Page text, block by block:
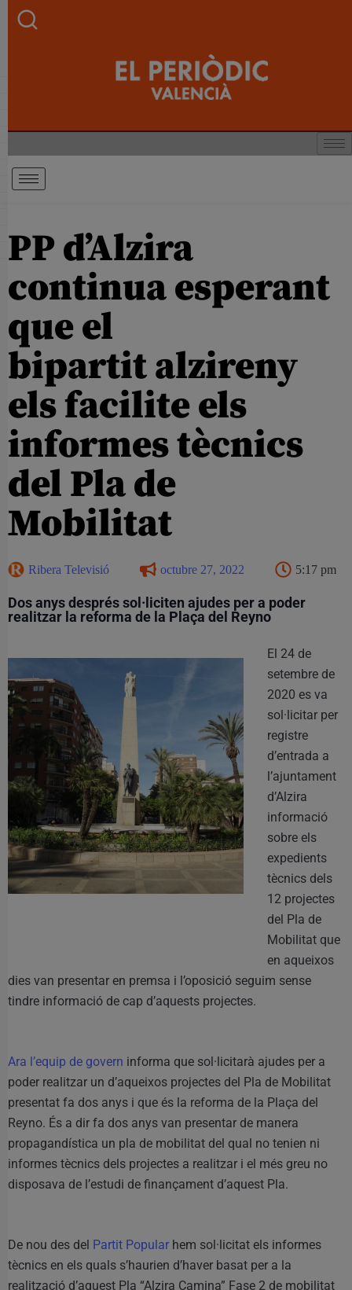
PP d’Alzira
continua esperant
que el
bipartit alzireny
els facilite els
informes tècnics
del Pla de
Mobilitat
Ribera Televisió octubre 27, 2022 5:17 pm
Dos anys després sol·liciten ajudes per a poder
realitzar la reforma de la Plaça del Reyno
El 24 de
setembre de
2020 es va
sol·licitar per
registre
d’entrada a
l’ajuntament
d’Alzira
informació
sobre els
expedients
tècnics dels
12 projectes
del Pla de
Mobilitat que
en aqueixos
dies van presentar en premsa i l’oposició seguim sense
tindre informació de cap d’aquests projectes.
Ara l’equip de govern informa que sol·licitarà ajudes per a
poder realitzar un d’aqueixos projectes del Pla de Mobilitat
presentat fa dos anys i que és la reforma de la Plaça del
Reyno. És a dir fa dos anys van presentar de manera
propagandística un pla de mobilitat del qual no tenien ni
informes tècnics dels projectes a realitzar i el més greu no
disposava de l’estudi de finançament d’aquest Pla.
De nou des del Partit Popular hem sol·licitat els informes
tècnics en els quals s’haurien d’haver basat per a la
realització d’aquest Pla “Alzira Camina” Fase 2 de mobilitat